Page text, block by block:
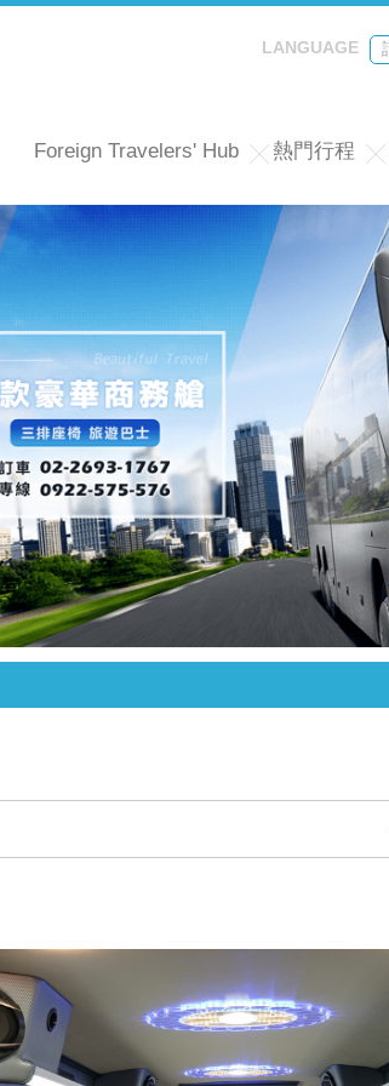
Foreign Travelers' Hub 熱門行程
LANGUAGE